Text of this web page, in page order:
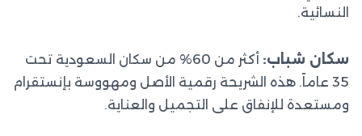
النسائية.
سكان شباب:
أكثر من 60% من سكان السعودية تحت
35 عاماً. هذه الشريحة رقمية الأصل ومهووسة بإنستقرام
ومستعدة للإنفاق على التجميل والعناية.